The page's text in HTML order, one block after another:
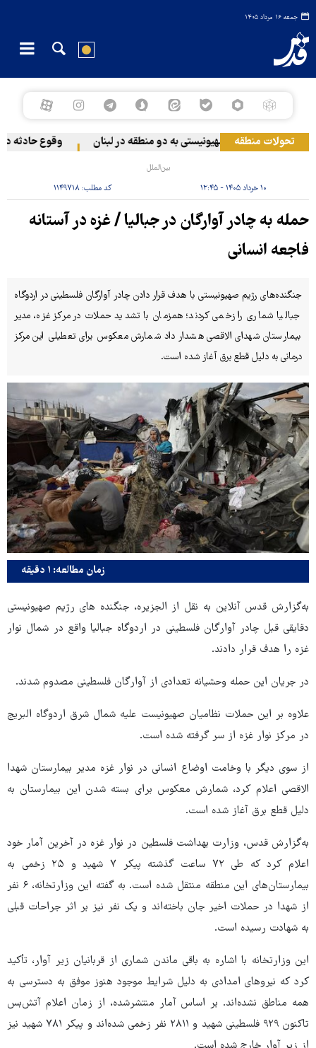
جمعه ۱۶ مرداد ۱۴۰۵
تحولات منطقه
حمله رژیم صهیونیستی به دو منطقه در لبنان وقوع حادثه
بین‌الملل
۱۰ خرداد ۱۴۰۵ - ۱۲:۴۵ کد مطلب:۱۱۴۹۷۱۸
حمله به چادر آوارگان در جبالیا / غزه در آستانه
فاجعه انسانی
جنگنده‌های رژیم صهیونیستی با هدف قرار دادن چادر آوارگان فلسطینی در اردوگاه
جبالیا شماری را زخمی کردند؛ همزمان با تشدید حملات در مرکز غزه، مدیر
بیمارستان شهدای الاقصی هشدار داد شمارش معکوس برای تعطیلی این مرکز
درمانی به دلیل قطع برق آغاز شده است.
زمان مطالعه: ۱ دقیقه
به‌گزارش قدس آنلاین به نقل از الجزیره، جنگنده های رژیم صهیونیستی
دقایقی قبل چادر آوارگان فلسطینی در اردوگاه جبالیا واقع در شمال نوار
غزه را هدف قرار دادند.
در جریان این حمله وحشیانه تعدادی از آوارگان فلسطینی مصدوم شدند.
علاوه بر این حملات نظامیان صهیونیست علیه شمال شرق اردوگاه البریج
در مرکز نوار غزه از سر گرفته شده است.
از سوی دیگر با وخامت اوضاع انسانی در نوار غزه مدیر بیمارستان شهدا
الاقصی اعلام کرد، شمارش معکوس برای بسته شدن این بیمارستان به
دلیل قطع برق آغاز شده است.
به‌گزارش قدس، وزارت بهداشت فلسطین در نوار غزه در آخرین آمار خود
اعلام کرد که طی ۷۲ ساعت گذشته پیکر ۷ شهید و ۲۵ زخمی به
بیمارستان‌های این منطقه منتقل شده است. به گفته این وزارتخانه، ۶ نفر
از شهدا در حملات اخیر جان باخته‌اند و یک نفر نیز بر اثر جراحات قبلی
به شهادت رسیده است.
این وزارتخانه با اشاره به باقی ماندن شماری از قربانیان زیر آوار، تأکید
کرد که نیروهای امدادی به دلیل شرایط موجود هنوز موفق به دسترسی به
همه مناطق نشده‌اند. بر اساس آمار منتشرشده، از زمان اعلام آتش‌بس
تاکنون ۹۲۹ فلسطینی شهید و ۲۸۱۱ نفر زخمی شده‌اند و پیکر ۷۸۱ شهید نیز